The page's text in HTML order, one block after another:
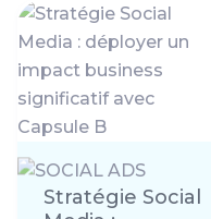
Stratégie Social